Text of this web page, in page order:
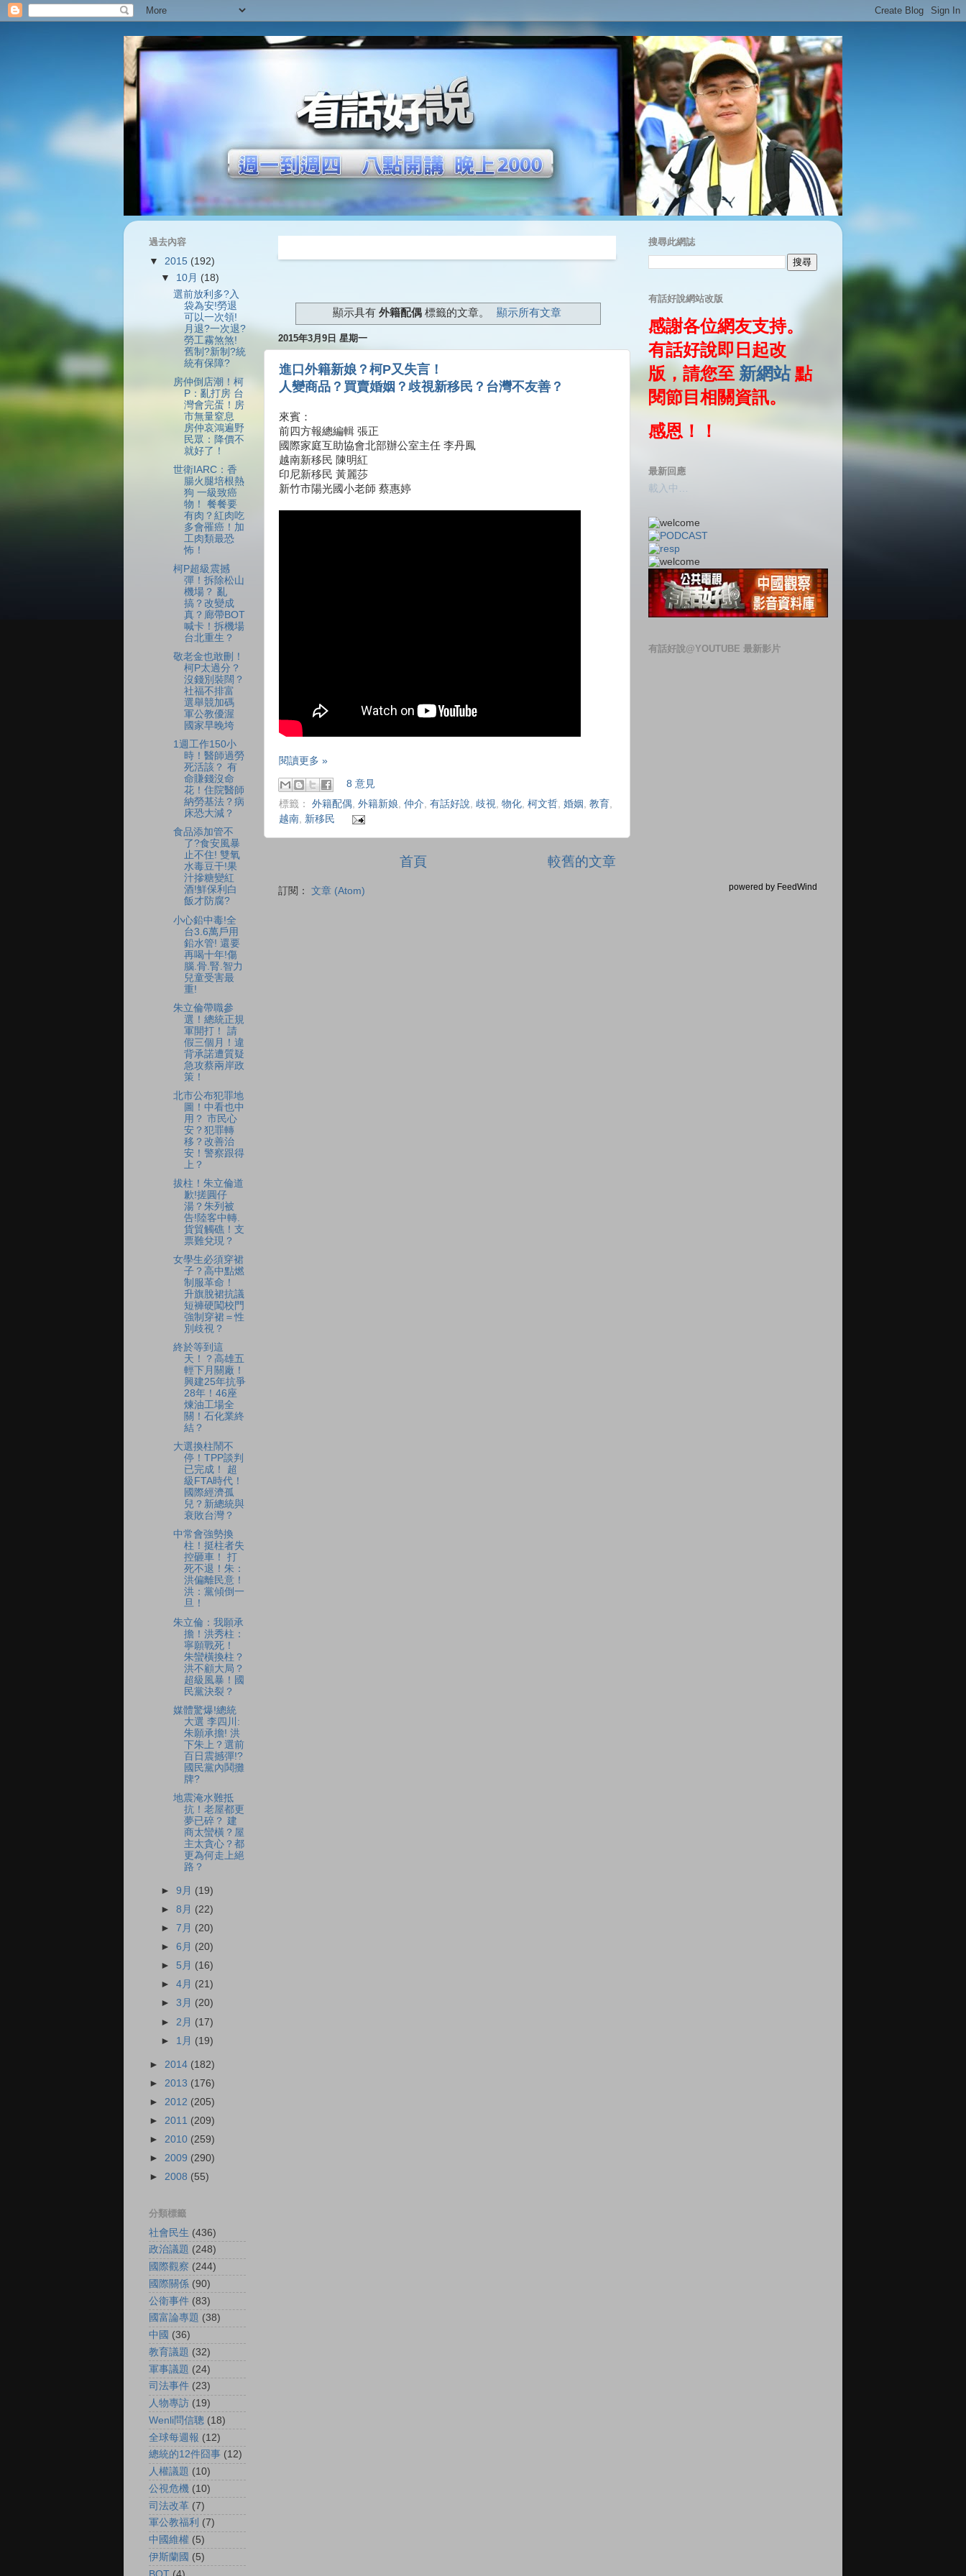
顯示具有外籍配偶 標籤的文章。 顯示所有文章
2015年3月9日 星期一
進口外籍新娘？柯P又失言！
人變商品？買賣婚姻？歧視新移民？台灣不友善？
來賓：
前四方報總編輯 張正
國際家庭互助協會北部辦公室主任 李丹鳳
越南新移民 陳明紅
印尼新移民 黃麗莎
新竹市陽光國小老師 蔡惠婷
閱讀更多 »
8 意見
標籤： 外籍配偶 外籍新娘 仲介 有話好說 歧視 物化 柯文哲 婚姻 教育
越南 新移民
較舊的文章
首頁
訂閱： 文章 (Atom)
過去內容
▼ 2015 (192)
▼ 10月 (18)
選前放利多?入
袋為安!勞退
可以一次領!
月退?一次退?
勞工霧煞煞!
舊制?新制?統
統有保障?
房仲倒店潮！柯
P：亂打房 台
灣會完蛋！房
市無量窒息
房仲哀鴻遍野
民眾：降價不
就好了！
世衛IARC：香
腸火腿培根熱
狗 一級致癌
物！ 餐餐要
有肉？紅肉吃
多會罹癌！加
工肉類最恐
怖！
柯P超級震撼
彈！拆除松山
機場？ 亂
搞？改變成
真？廊帶BOT
喊卡！拆機場
台北重生？
敬老金也敢刪！
柯P太過分？
沒錢別裝闊？
社福不排富
選舉競加碼
軍公教優渥
國家早晚垮
1週工作150小
時！醫師過勞
死活該？ 有
命賺錢沒命
花！住院醫師
納勞基法？病
床恐大減？
食品添加管不
了?食安風暴
止不住! 雙氧
水毒豆干!果
汁摻糖變紅
酒!鮮保利白
飯才防腐?
小心鉛中毒!全
台3.6萬戶用
鉛水管! 還要
再喝十年!傷
腦.骨.腎.智力
兒童受害最
重!
朱立倫帶職參
選！總統正規
軍開打！ 請
假三個月！違
背承諾遭質疑
急攻蔡兩岸政
策！
北市公布犯罪地
圖！中看也中
用？ 市民心
安？犯罪轉
移？改善治
安！警察跟得
上？
拔柱！朱立倫道
歉!搓圓仔
湯？朱列被
告!陸客中轉.
貨貿觸礁！支
票難兌現？
女學生必須穿裙
子？高中點燃
制服革命！
升旗脫裙抗議
短褲硬闖校門
強制穿裙＝性
別歧視？
終於等到這
天！？高雄五
輕下月關廠！
興建25年抗爭
28年！46座
煉油工場全
關！石化業終
結？
大選換柱鬧不
停！TPP談判
已完成！ 超
級FTA時代！
國際經濟孤
兒？新總統與
衰敗台灣？
中常會強勢換
柱！挺柱者失
控砸車！ 打
死不退！朱：
洪偏離民意！
洪：黨傾倒一
旦！
朱立倫：我願承
擔！洪秀柱：
寧願戰死！
朱蠻橫換柱？
洪不顧大局？
超級風暴！國
民黨決裂？
媒體驚爆!總統
大選 李四川:
朱願承擔! 洪
下朱上？選前
百日震撼彈!?
國民黨內鬨攤
牌?
地震淹水難抵
抗！老屋都更
夢已碎？ 建
商太蠻橫？屋
主太貪心？都
更為何走上絕
路？
►9月 (19)
►8月 (22)
►7月 (20)
►6月 (20)
► 5月 (16)
►4月 (21)
►3月 (20)
► 2月 (17)
► 1月 (19)
► 2014 (182)
► 2013 (176)
► 2012 (205)
► 2011 (209)
► 2010 (259)
► 2009 (290)
► 2008 (55)
分類標籤
社會民生 (436)
政治議題 (248)
國際觀察 (244)
國際關係 (90)
公衛事件 (83)
國富論專題 (38)
中國 (36)
教育議題 (32)
軍事議題 (24)
司法事件 (23)
人物專訪 (19)
Wenli問信聰 (18)
全球每週報 (12)
總統的12件囧事 (12)
人權議題 (10)
公視危機 (10)
司法改革 (7)
軍公教福利 (7)
中國維權 (5)
伊斯蘭國 (5)
BOT (4)
搜尋此網誌
有話好說網站改版
感謝各位網友支持。
有話好說即日起改
版，請您至 新網站點
閱節目相關資訊。
感恩！！
最新回應
載入中…
有話好說@YOUTUBE 最新影片
powered by FeedWind